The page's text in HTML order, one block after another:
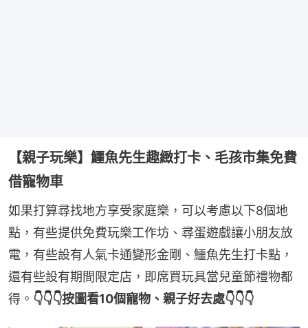
【親子玩樂】鱷魚先生趣緻打卡、毛孩市集免費
借寵物車
如果打算尋找地方享受家庭樂，可以考慮以下8個地
點，有些提供免費玩樂工作坊、尋蛋遊戲讓小朋友放
電，有些設有人氣卡通變形金剛、鱷魚先生打卡點，
還有些設有期間限定店，即席買玩具當兒童節禮物都
得。 👇👇👇按圖看10個寵物、親子好去處👇👇👇